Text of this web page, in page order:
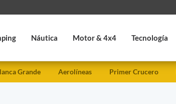
Náutica Motor & 4x4 Tecnología
Grande Aerolíneas Primer Crucero